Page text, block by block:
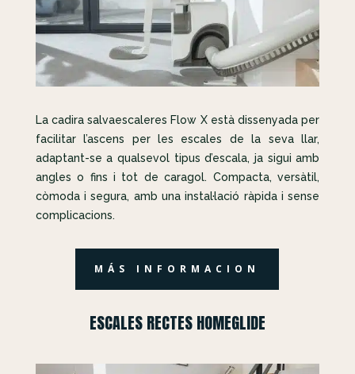
La cadira salvaescaleres Flow X està dissenyada per
facilitar l’ascens per les escales de la seva llar,
adaptant-se a qualsevol tipus d’escala, ja sigui amb
angles o fins i tot de caragol. Compacta, versàtil,
còmoda i segura, amb una instal·lació ràpida i sense
complicacions.
MÁS INFORMACION
ESCALES RECTES HOMEGLIDE